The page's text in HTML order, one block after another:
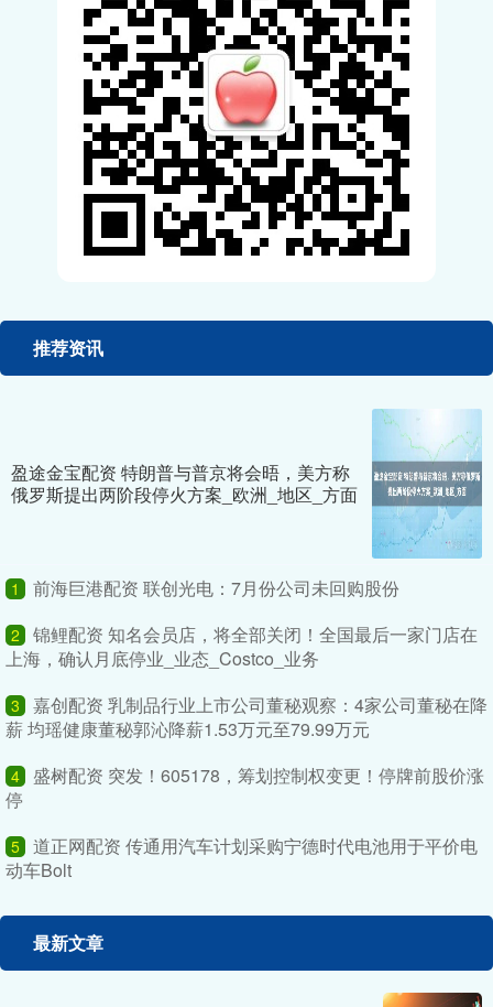
推荐资讯
盈途金宝配资 特朗普与普京将会晤，美方称
俄罗斯提出两阶段停火方案_欧洲_地区_方面
1 前海巨港配资 联创光电：7月份公司未回购股份
2
锦鲤配资 知名会员店，将全部关闭！全国最后一家门店在
上海，确认月底停业_业态_Costco_业务
3
嘉创配资 乳制品行业上市公司董秘观察：4家公司董秘在降
薪 均瑶健康董秘郭沁降薪1.53万元至79.99万元
4
盛树配资 突发！605178，筹划控制权变更！停牌前股价涨
停
5 道正网配资 传通用汽车计划采购宁德时代电池用于平价电
动车Bolt
最新文章